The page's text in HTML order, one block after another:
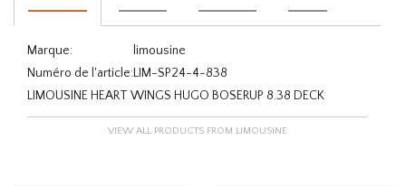
Marque:
limousine
Numéro de l'article:LIM-SP24-4-838
LIMOUSINE HEART WINGS HUGO BOSERUP 8.38 DECK
VIEW ALL PRODUCTS FROM LIMOUSINE